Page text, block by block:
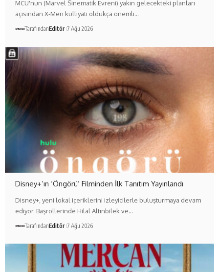
MCU'nun (Marvel Sinematik Evreni) yakın gelecekteki planları
açısından X-Men külliyatı oldukça önemli…
TarafındanEditör 7 Ağu 2026
Disney+’ın ‘Öngörü’ Filminden İlk Tanıtım Yayınlandı
Disney+, yeni lokal içeriklerini izleyicilerle buluşturmaya devam
ediyor. Başrollerinde Hilal Altınbilek ve…
TarafındanEditör 7 Ağu 2026